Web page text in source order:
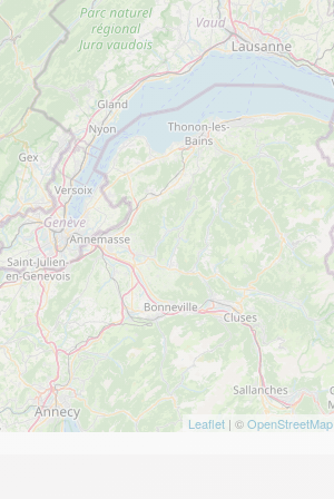
Leaflet| ©OpenStreetMap